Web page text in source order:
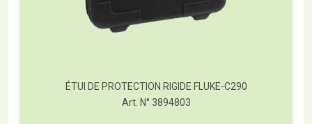
ÉTUI DE PROTECTION RIGIDE FLUKE-C290
Art. N° 3894803